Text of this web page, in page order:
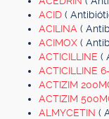
ACID (
ACILINA (
ACIMOX (
ACTICILLINE (
ACTICILLINE
ACTIZIM
ACTIZIM
ALMYCETIN (